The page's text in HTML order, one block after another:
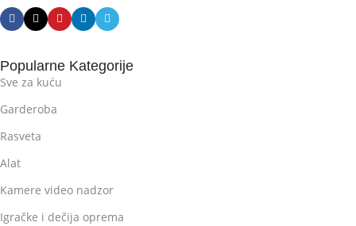
Popularne Kategorije
Sve za kuću
Garderoba
Rasveta
Alat
Kamere video nadzor
Igračke i dečija oprema